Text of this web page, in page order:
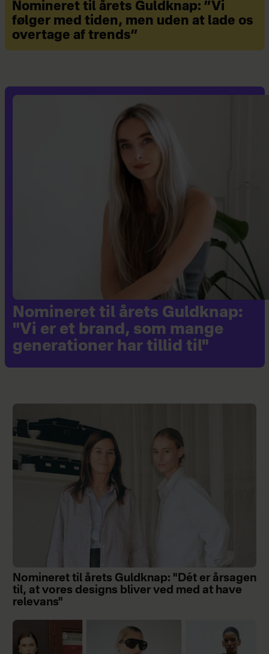
Nomineret til årets Guldknap: ”Vi
følger med tiden, men uden at lade os
overtage af trends”
Nomineret til årets Guldknap:
"Vi er et brand, som mange
generationer har tillid til"
Nomineret til årets Guldknap: "Dét er årsagen
til, at vores designs bliver ved med at have
relevans"